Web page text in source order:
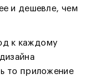
и дешевле, чем
к каждому
то приложение